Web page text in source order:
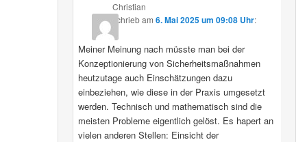
Christian
schriebam 6. Mai 2025 um 09:08 Uhr:
Meiner Meinung nach müsste man bei der
Konzeptionierung von Sicherheitsmaßnahmen
heutzutage auch Einschätzungen dazu
einbeziehen, wie diese in der Praxis umgesetzt
werden. Technisch und mathematisch sind die
meisten Probleme eigentlich gelöst. Es hapert an
vielen anderen Stellen: Einsicht der